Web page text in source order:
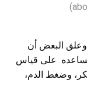
وعلق البعض أن
تساعده على قياس
وضغط الدم،